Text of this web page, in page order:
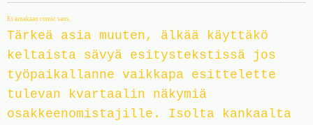
Ei ainakaan comic sans.
Tärkeä asia muuten, älkää käyttäkö
keltaista sävyä esitystekstissä jos
työpaikallanne vaikkapa esittelette
tulevan kvartaalin näkymiä
osakkeenomistajille. Isolta kankaalta